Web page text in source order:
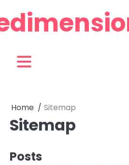
to
content
Home Sitemap
Sitemap
Posts